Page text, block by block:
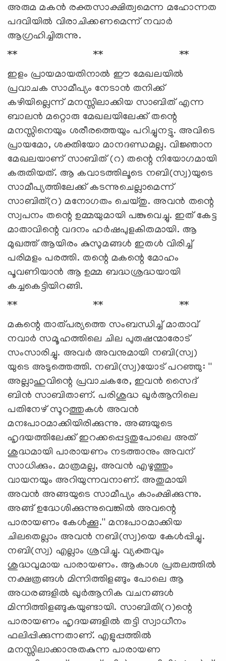
അരുമ മകന്‍ രക്തസാക്ഷിത്വമെന്ന മഹോന്നത
പദവിയില്‍ വിരാചിക്കണമെന്ന് നവാര്‍
ആഗ്രഹിച്ചിരുന്നു.
** ** **
ഇളം പ്രായമായതിനാല്‍ ഈ മേഖലയില്‍
പ്രവാചക സാമീപ്യം നേടാന്‍ തനിക്ക്
കഴിയില്ലെന്ന് മനസ്സിലാക്കിയ സാബിത് എന്ന
ബാലന്‍ മറ്റൊരു മേഖലയിലേക്ക് തന്റെ
മനസ്സിനെയും ശരീരത്തെയും പറിച്ചുനട്ടു. അവിടെ
പ്രായമോ, ശക്തിയോ മാനദണ്ഡമല്ല. വിജ്ഞാന
മേഖലയാണ് സാബിത് (റ) തന്റെ നിയോഗമായി
കരുതിയത്. ആ കവാടത്തിലൂടെ നബി(സ്വ)യുടെ
സാമീപ്യത്തിലേക്ക് കടന്നുചെല്ലാമെന്ന്
സാബിത്(റ) മനോഗതം ചെയ്തു. അവന്‍ തന്റെ
സ്വപനം തന്റെ ഉമ്മയുമായി പങ്കുവെച്ചു. ഇത് കേട്ട
മാതാവിന്റെ വദനം ഹര്‍ഷപുളകിതമായി. ആ
മുഖത്ത് ആയിരം കുസുമങ്ങള്‍ ഇതള്‍ വിരിച്ച്
പരിമളം പരത്തി. തന്റെ മകന്റെ മോഹം
പൂവണിയാന്‍ ആ ഉമ്മ ബദ്ധശ്രദ്ധയായി
കച്ചകെട്ടിയിറങ്ങി.
** ** **
മകന്റെ താത്പര്യത്തെ സംബന്ധിച്ച് മാതാവ്
നവാര്‍ സമൂഹത്തിലെ ചില പുരുഷന്മാരോട്
സംസാരിച്ചു. അവര്‍ അവനുമായി നബി(സ്വ)
യുടെ അടുത്തെത്തി. നബി(സ്വ)യോട് പറഞ്ഞു: ''
അല്ലാഹുവിന്റെ പ്രവാചകരേ, ഇവന്‍ സൈദ്
ബിന്‍ സാബിതാണ്. പരിശുദ്ധ ഖുര്‍ആനിലെ
പതിനേഴ് സൂറത്തുകള്‍ അവന്‍
മനഃപാഠമാക്കിയിരിക്കുന്നു. അങ്ങയുടെ
ഹൃദയത്തിലേക്ക് ഇറക്കപ്പെട്ടതുപോലെ അത്
ശുദ്ധമായി പാരായണം നടത്താനും അവന്
സാധിക്കും. മാത്രമല്ല, അവന്‍ എഴുത്തും
വായനയും അറിയുന്നവനാണ്. അതുമായി
അവന്‍ അങ്ങയുടെ സാമീപ്യം കാംക്ഷിക്കുന്നു.
അങ്ങ് ഉദ്ധേശിക്കുന്നുവെങ്കില്‍ അവന്റെ
പാരായണം കേള്‍ക്കൂ.'' മനഃപാഠമാക്കിയ
ചിലതെല്ലാം അവന്‍ നബി(സ്വ)യെ കേള്‍പ്പിച്ചു.
നബി(സ്വ) എല്ലാം ശ്രവിച്ചു. വ്യക്തവും
ശുദ്ധവുമായ പാരായണം. ആകാശ പ്രതലത്തില്‍
നക്ഷത്രങ്ങള്‍ മിന്നിത്തിളങ്ങും പോലെ ആ
അധരങ്ങളില്‍ ഖുര്‍ആനിക വചനങ്ങള്‍
മിന്നിത്തിളങ്ങുകയുണ്ടായി. സാബിതി(റ)ന്റെ
പാരായണം ഹൃദയങ്ങളില്‍ തട്ടി സ്വാധീനം
ഫലിപ്പിക്കുന്നതാണ്. എളുപ്പത്തില്‍
മനസ്സിലാക്കാനുതകുന്ന പാരായണ